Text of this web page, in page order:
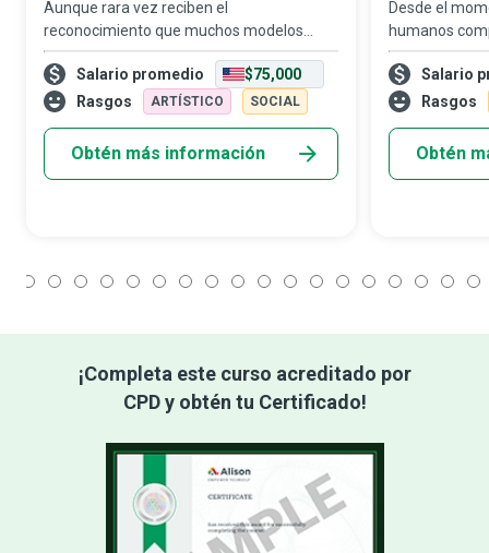
Aunque rara vez reciben el
reconocimiento que muchos modelos
tradicionales dan por sentado, los modelos
de manos disfrutan de una carrera
igualmente exigente y gratificante, que
Salario promedio
$75,000
Rasgos
ARTÍSTICO SOCIAL
Obtén más información
Desde el
humanos
refugio
propiedades
inteligente de
Salario
Rasgos
Obtén
¡Completa este curso acreditado por
CPD y obtén tu Certificado!